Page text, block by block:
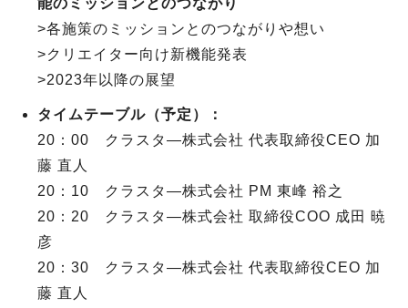
>各施策のミッションとのつながりや想い
>クリエイター向け新機能発表
>2023年以降の展望
タイムテーブル（予定）：
20：00 クラスタ―株式会社 代表取締役CEO 加
藤 直人
20：10 クラスタ―株式会社 PM 東峰 裕之
20：20 クラスタ―株式会社 取締役COO 成田 暁
彦
20：30 クラスタ―株式会社 代表取締役CEO 加
藤 直人